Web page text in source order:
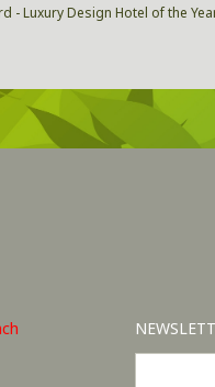
- Luxury Design Hotel of the